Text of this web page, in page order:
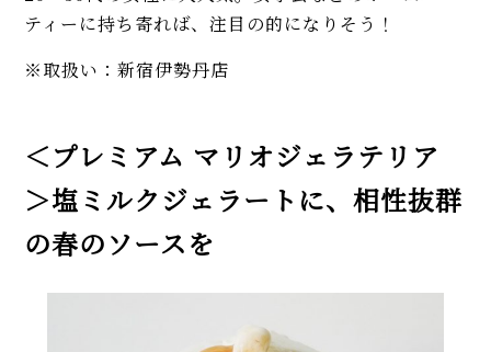
ティーに持ち寄れば、注目の的になりそう！
※取扱い：新宿伊勢丹店
＜プレミアム マリオジェラテリア
＞塩ミルクジェラートに、相性抜群
の春のソースを